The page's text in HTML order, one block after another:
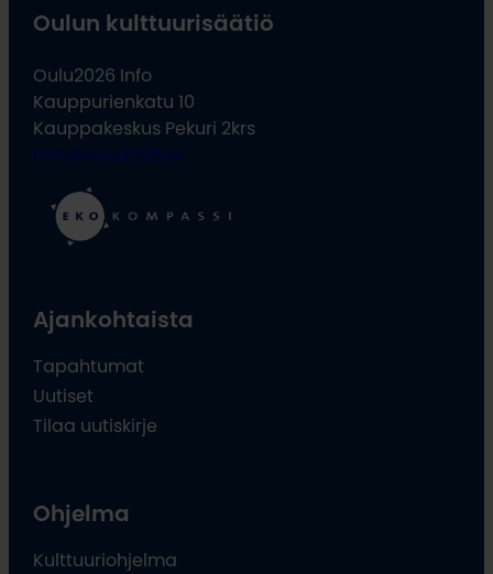
Oulun kulttuurisäätiö
Oulu2026 Info
Kauppurienkatu 10
Kauppakeskus Pekuri 2krs
info@oulu2026.eu
Ajankohtaista
Tapahtumat
Uutiset
Tilaa uutiskirje
Ohjelma
Kulttuuriohjelma